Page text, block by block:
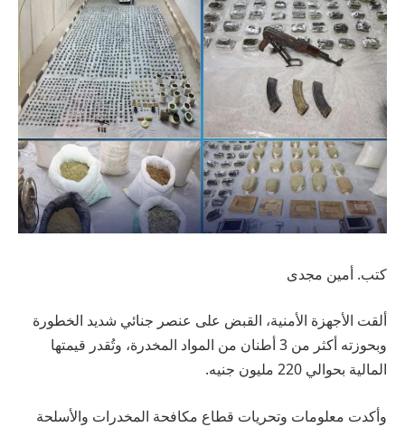
كتب. أمين مجدى
ألقت الأجهزة الأمنية، القبض على عنصر جنائي شديد الخطورة
وبحوزته أكثر من 3 أطنان من المواد المخدرة، وتُقدر قيمتها
المالية بحوالي 220 مليون جنيه.
وأكدت معلومات وتحريات قطاع مكافحة المخدرات والأسلحة